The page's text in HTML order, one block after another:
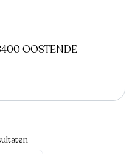
OOSTENDE